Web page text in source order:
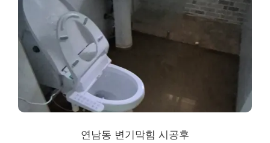
연남동 변기막힘 시공후